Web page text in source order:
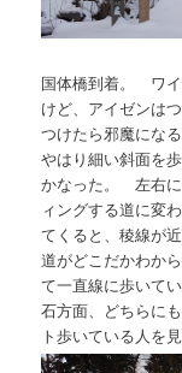
国体橋到着。 ワイ
けど、アイゼンは
つけたら邪魔になる
やはり細い斜面を
かなった。 左右に
ィングする道に変
てくると、稜線が
道がどこだかわか
て一直線に歩いて
石方面、どちらに
ト歩いている人を